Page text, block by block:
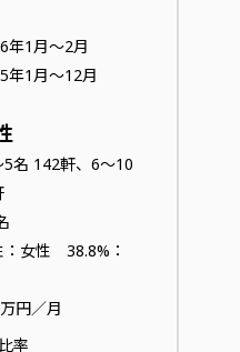
1月～2月
1月～12月
142軒、6～10
性 38.8%：
／月